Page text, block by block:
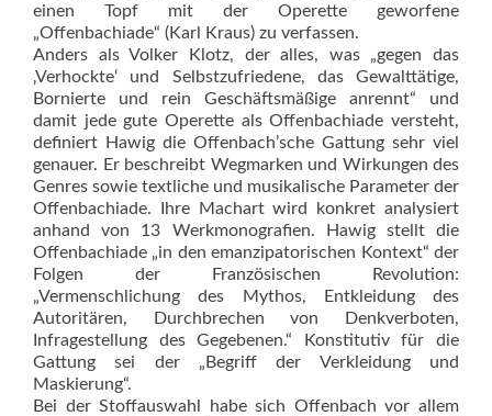
einen Topf mit der Operette geworfene
„Offenbachiade“ (Karl Kraus) zu verfassen.
Anders als Volker Klotz, der alles, was „gegen das
‚Verhockte‘ und Selbstzufriedene, das Gewalttätige,
Bornierte und rein Geschäftsmäßige anrennt“ und
damit jede gute Operette als Offenbachiade versteht,
definiert Hawig die Offenbach’sche Gattung sehr viel
genauer. Er beschreibt Wegmarken und Wirkungen des
Genres sowie textliche und musikalische Parameter der
Offenbachiade. Ihre Machart wird konkret analysiert
anhand von 13 Werkmonografien. Hawig stellt die
Offenbachiade „in den emanzipatorischen Kontext“ der
Folgen der Französischen Revolution:
„Vermenschlichung des Mythos, Entkleidung des
Autoritären, Durchbrechen von Denkverboten,
Infragestellung des Gegebenen.“ Konstitutiv für die
Gattung sei der „Begriff der Verkleidung und
Maskierung“.
Bei der Stoffauswahl habe sich Offenbach vor allem